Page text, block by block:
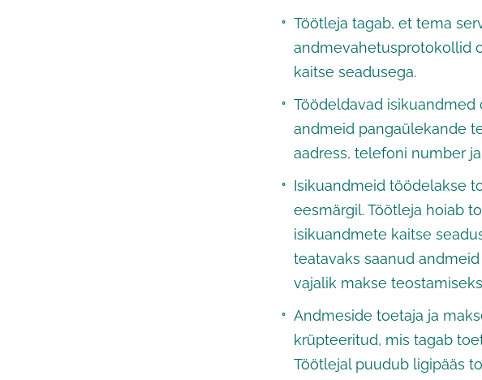
Töötleja tagab, et tema
andmevahetusprotokollid
kaitse seadusega.
Töödeldavad isikuandmed
andmeid pangaülekande
aadress, telefoni number
Isikuandmeid töödelakse
eesmärgil. Töötleja hoiab
isikuandmete kaitse
teatavaks saanud
vajalik makse
Andmeside toetaja ja
krüpteeritud, mis tagab
Töötlejal puudub ligipääs